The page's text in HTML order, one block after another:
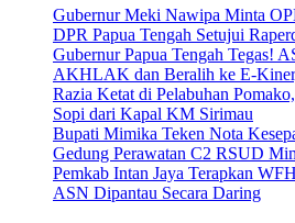
Gubernur Meki Nawipa Minta
DPR Papua Tengah Setujui
Gubernur Papua Tengah Tegas!
AKHLAK dan Beralih ke E-
Razia Ketat di Pelabuhan
Sopi dari Kapal KM Sirimau
Bupati Mimika Teken Nota
Gedung Perawatan C2 RSUD
Pemkab Intan Jaya Terapkan
ASN Dipantau Secara Daring